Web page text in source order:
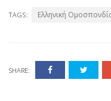
TAGS: Ελληνική
SHARE: